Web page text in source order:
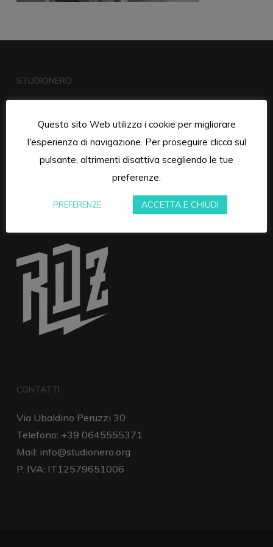
STUDIONERO
CONTATTI
Via Ubaldino Peruzzi 30
Telefono: +39 0645555371
Mail: info@studionero.org
P. IVA: IT12579651006
Questo sito Web utilizza i cookie per migliorare
l'esperienza di navigazione. Per proseguire clicca sul
pulsante, altrimenti disattiva scegliendo le tue
preferenze.
PREFERENZE ACCETTA E CHIUDI